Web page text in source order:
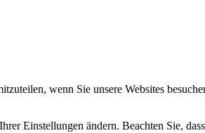
wenn Sie unsere Websites
Einstellungen ändern. Beachten Sie,